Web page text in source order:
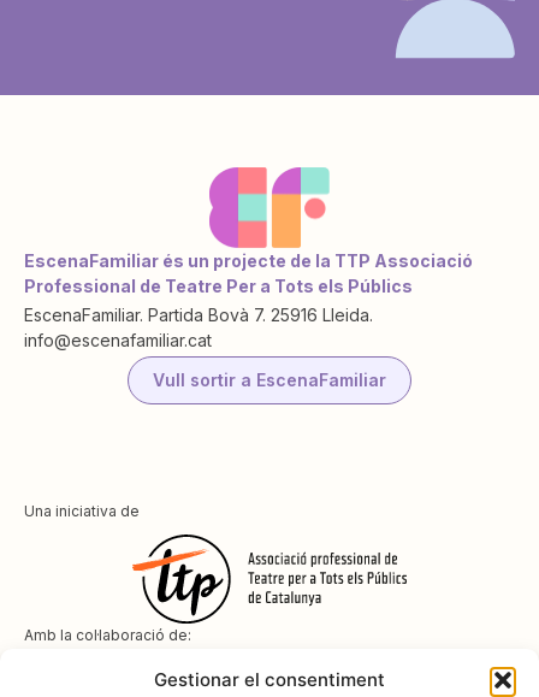
Gestionar el consentiment
EscenaFamiliar és un projecte de la TTP Associació
Professional de Teatre Per a Tots els Públics
EscenaFamiliar. Partida Bovà 7. 25916 Lleida.
info@escenafamiliar.cat
Vull sortir a EscenaFamiliar
Una iniciativa de
Amb la col·laboració de: